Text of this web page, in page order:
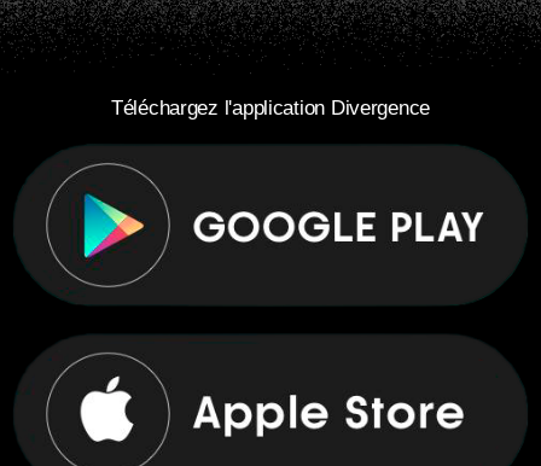
Téléchargez l'application Divergence